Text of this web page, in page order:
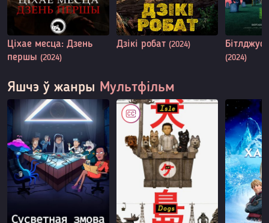
Ціхае месца: Дзень
першы (2024)
Дзікі робат (2024) Бітлджус
(2024)
Яшчэ ў жанры Мультфільм